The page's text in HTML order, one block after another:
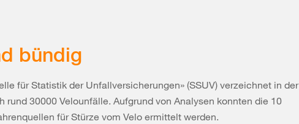
bündig
für Statistik der Unfallversicherungen» (SSUV) verzeichnet in der
rund 30000 Velounfälle. Aufgrund von Analysen konnten die 10
für Stürze vom Velo ermittelt werden.